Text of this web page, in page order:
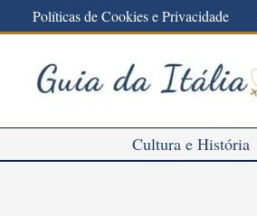
para
conteúdo
Políticas de Cookies e Privacidade
Cultura e História